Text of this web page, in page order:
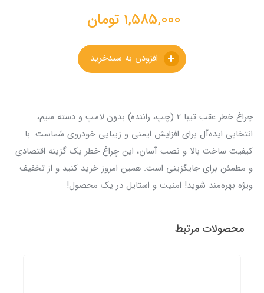
1,585,000 تومان
چراغ خطر عقب تیبا 2 (چپ، راننده) بدون لامپ و دسته سیم،
انتخابی ایده‌آل برای افزایش ایمنی و زیبایی خودروی شماست. با
کیفیت ساخت بالا و نصب آسان، این چراغ خطر یک گزینه اقتصادی
و مطمئن برای جایگزینی است. همین امروز خرید کنید و از تخفیف
ویژه بهره‌مند شوید! امنیت و استایل در یک محصول!
محصولات مرتبط